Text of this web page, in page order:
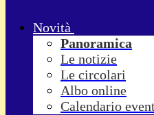
Novità
Panoramica
Le notizie
Le circolari
Albo online
Calendario